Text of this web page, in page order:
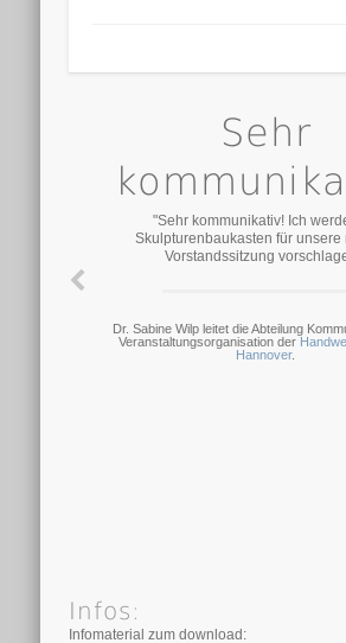
Sehr
"Sehr kommunikativ! Ich
Skulpturenbaukasten für unsere
Vorstandssitzung
Dr. Sabine Wilp leitet die Abteilung
Veranstaltungsorganisation der
Hannover.
Infos:
Infomaterial zum download: